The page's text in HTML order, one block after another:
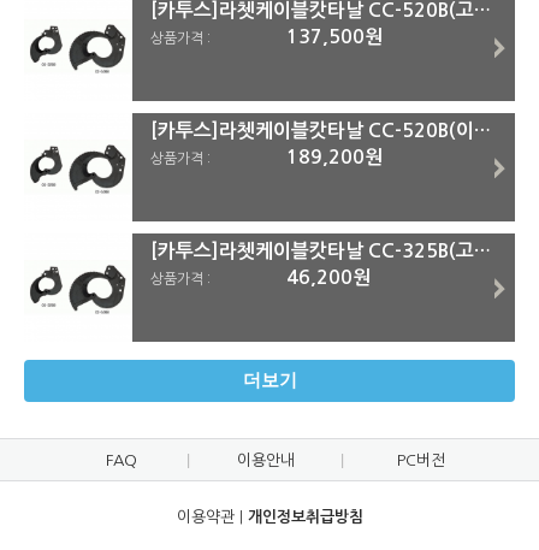
[카투스]라쳇케이블캇타날 CC-520B(고정날)
상품가격 : 137,500원
[카투스]라쳇케이블캇타날 CC-520B(이동날)
상품가격 : 189,200원
[카투스]라쳇케이블캇타날 CC-325B(고정날)
상품가격 : 46,200원
더보기
FAQ 이용안내 PC버전
이용약관| 개인정보취급방침